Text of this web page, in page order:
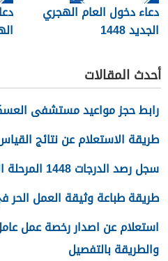
دعاء دخول العام الهجري
الجديد 1448
أحدث المقالات
رابط حجز مواعيد مستشفى
طريقة الاستعلام عن نتائج القياس
سجل رصد الدرجات 1448 المرحلة الابتدائية
طريقة طباعة وثيقة العمل الحر في
والطريقة بالتفصيل